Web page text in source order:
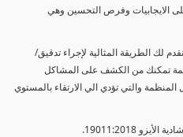
الايجابيات وفرص التحسين وهي
لك الطريقة المثالية لإجراء تدقيق/
تمكنك من الكشف على المشاكل
والتي تؤدي الي الارتقاء بالمستوي
19011:2018.